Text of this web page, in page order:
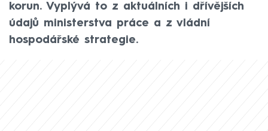
korun. Vyplývá to z aktuálních i dřívějších
údajů ministerstva práce a z vládní
hospodářské strategie.